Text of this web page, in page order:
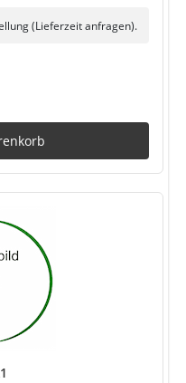
(Lieferzeit anfragen).